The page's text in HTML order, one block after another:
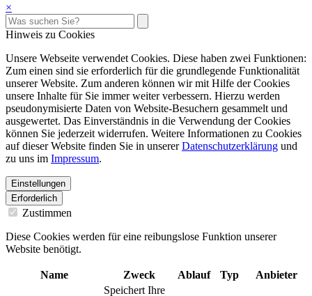
×
Hinweis zu Cookies
Unsere Webseite verwendet Cookies. Diese haben zwei Funktionen:
Zum einen sind sie erforderlich für die grundlegende Funktionalität
unserer Website. Zum anderen können wir mit Hilfe der Cookies
unsere Inhalte für Sie immer weiter verbessern. Hierzu werden
pseudonymisierte Daten von Website-Besuchern gesammelt und
ausgewertet. Das Einverständnis in die Verwendung der Cookies
können Sie jederzeit widerrufen. Weitere Informationen zu Cookies
auf dieser Website finden Sie in unsererDatenschutzerklärung und
zu uns im Impressum.
Einstellungen
Erforderlich
Zustimmen
Diese Cookies werden für eine reibungslose Funktion unserer
Website benötigt.
Name Zweck Ablauf Typ
Anbieter
Speichert Ihre